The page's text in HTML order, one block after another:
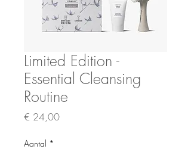
Limited Edition -
Essential Cleansing
Routine
€ 24,00Prijs
Aantal *